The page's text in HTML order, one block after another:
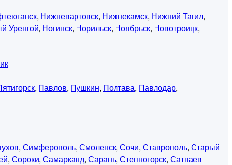
, Нижневартовск, Нижнекамск, Нижний Тагил,
Уренгой, Ногинск, Норильск, Ноябрьск, Новотроицк,
, Павлов, Пушкин, Полтава, Павлодар,
, Симферополь, Смоленск, Сочи, Ставрополь, Старый
, Сороки, Самарканд, Сарань, Степногорск, Сатпаев